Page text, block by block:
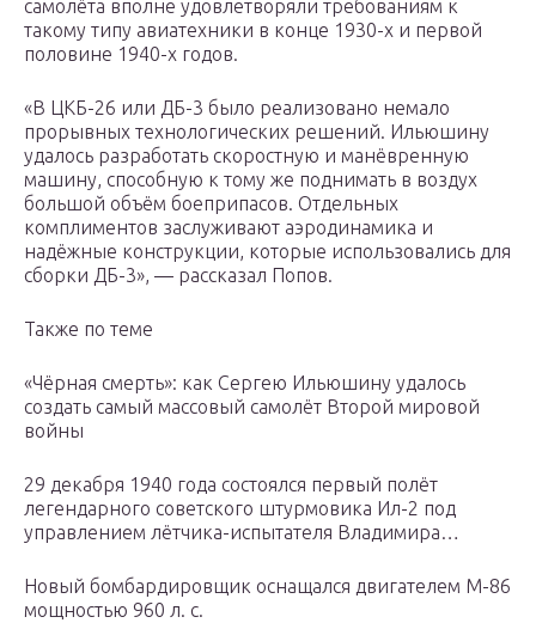
самолёта вполне удовлетворяли требованиям к
такому типу авиатехники в конце 1930-х и первой
половине 1940-х годов.
«В ЦКБ-26 или ДБ-3 было реализовано немало
прорывных технологических решений. Ильюшину
удалось разработать скоростную и манёвренную
машину, способную к тому же поднимать в воздух
большой объём боеприпасов. Отдельных
комплиментов заслуживают аэродинамика и
надёжные конструкции, которые использовались для
сборки ДБ-3», — рассказал Попов.
Также по теме
«Чёрная смерть»: как Сергею Ильюшину удалось
создать самый массовый самолёт Второй мировой
войны
29 декабря 1940 года состоялся первый полёт
легендарного советского штурмовика Ил-2 под
управлением лётчика-испытателя Владимира…
Новый бомбардировщик оснащался двигателем М-86
мощностью 960 л. с.